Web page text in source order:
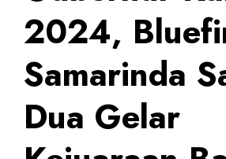
2024,
Samarinda
Dua Gelar